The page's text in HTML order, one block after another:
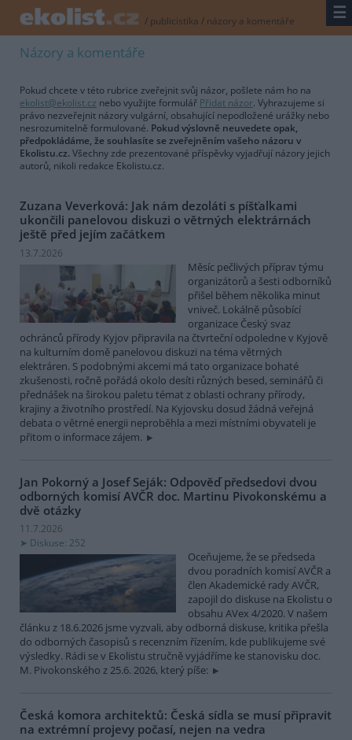
/ publicistika / názory a komentáře ☰
Názory a komentáře
Pokud chcete v této rubrice zveřejnit svůj názor, pošlete nám ho na
ekolist@ekolist.cz nebo využijte formulář Přidat názor. Vyhrazujeme si
právo nezveřejnit názory vulgární, obsahující nepodložené urážky nebo
nesrozumitelně formulované. Pokud výslovně neuvedete opak,
předpokládáme, že souhlasíte se zveřejněním vašeho názoru v
Ekolistu.cz. Všechny zde prezentované příspěvky vyjadřují názory jejich
autorů, nikoli redakce Ekolistu.cz.
Zuzana Veverková: Jak nám dezoláti s píšťalkami
ukončili panelovou diskuzi o větrných elektrárnách
ještě před jejím začátkem
13.7.2026
Měsíc pečlivých příprav týmu
organizátorů a šesti odborníků
přišel během několika minut
vniveč. Lokálně působící
organizace Český svaz
ochránců přírody Kyjov připravila na čtvrteční odpoledne v Kyjově
na kulturním domě panelovou diskuzi na téma větrných
elektráren. S podobnými akcemi má tato organizace bohaté
zkušenosti, ročně pořádá okolo desíti různých besed, seminářů či
přednášek na širokou paletu témat z oblasti ochrany přírody,
krajiny a životního prostředí. Na Kyjovsku dosud žádná veřejná
debata o větrné energii neproběhla a mezi místními obyvateli je
přitom o informace zájem.
Jan Pokorný a Josef Seják: Odpověď předsedovi dvou
odborných komisí AVČR doc. Martinu Pivokonskému a
dvě otázky
11.7.2026
Diskuse: 252
Oceňujeme, že se předseda
dvou poradních komisí AVČR a
člen Akademické rady AVČR,
zapojil do diskuse na Ekolistu o
obsahu AVex 4/2020. V našem
článku z 18.6.2026 jsme vyzvali, aby odborná diskuse, kritika přešla
do odborných časopisů s recenzním řízením, kde publikujeme své
výsledky. Rádi se v Ekolistu stručně vyjádříme ke stanovisku doc.
M. Pivokonského z 25.6. 2026, který píše:
Česká komora architektů: Česká sídla se musí připravit
na extrémní projevy počasí, nejen na vedra